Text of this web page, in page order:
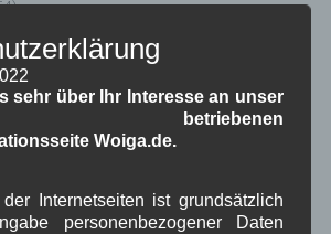
sehr über Ihr Interesse an unser
betriebenen
Woiga.de.
Internetseiten ist grundsätzlich
personenbezogener Daten